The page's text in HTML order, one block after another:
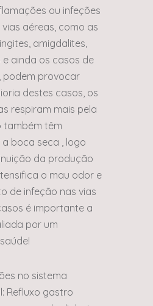
ou infeções
aéreas, como as
amigdalites,
e ainda os casos de
podem provocar
destes casos, os
respiram mais pela
também têm
boca seca , logo
da produção
o mau odor e
de infeção nas vias
é importante a
por um
no sistema
Refluxo gastro